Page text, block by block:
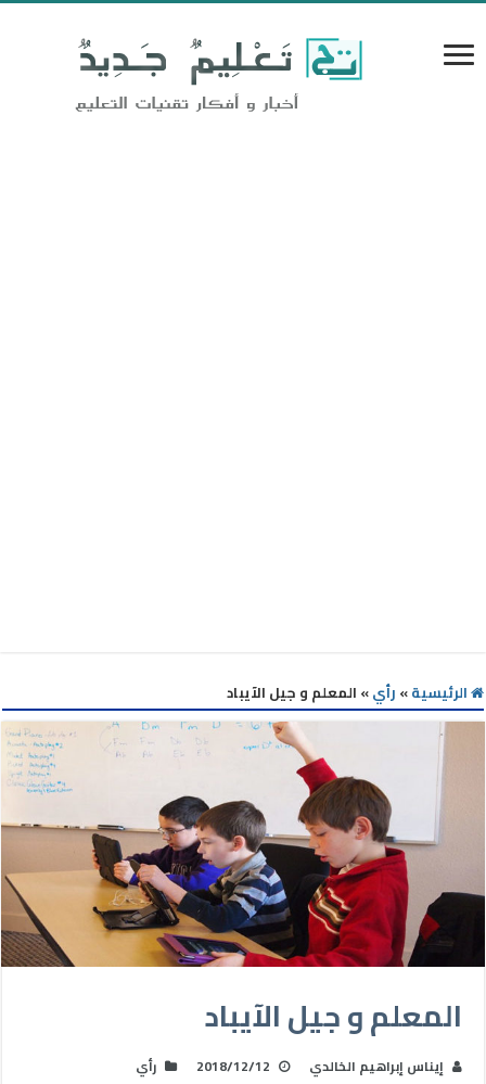
الرئيسية» رأي» المعلم و جيل الآيباد
المعلم و جيل الآيباد
إيناس إبراهيم الخالدي 2018/12/12 رأي